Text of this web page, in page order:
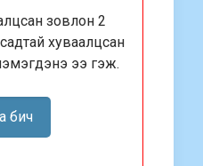
зовлон 2
хуваалцсан
ээ гэж.
бич